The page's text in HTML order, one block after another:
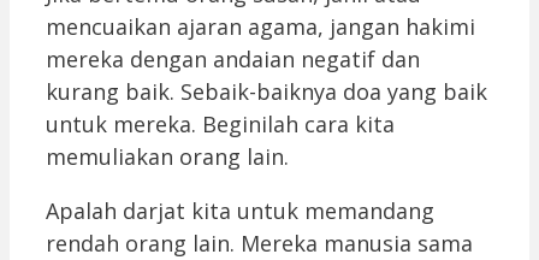
mencuaikan ajaran agama, jangan hakimi
mereka dengan andaian negatif dan
kurang baik. Sebaik-baiknya doa yang baik
untuk mereka. Beginilah cara kita
memuliakan orang lain.
Apalah darjat kita untuk memandang
rendah orang lain. Mereka manusia sama